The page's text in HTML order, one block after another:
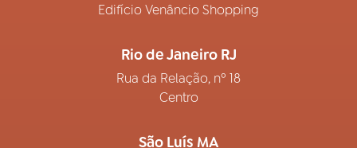
Edifício Venâncio Shopping
Rio de Janeiro RJ
Rua da Relação, nº 18
Centro
São Luís MA